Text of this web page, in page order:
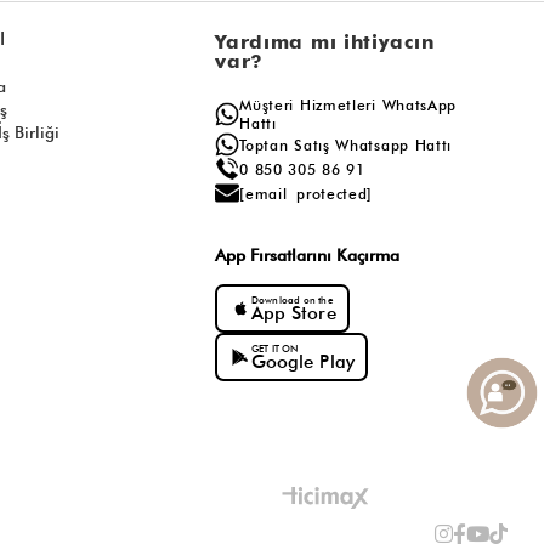
Birliği
Yardıma mı ihtiyacın
var?
Müşteri Hizmetleri WhatsApp
Hattı
Toptan Satış Whatsapp Hattı
0 850 305 86 91
[email protected]
App Fırsatlarını Kaçırma
Download on the
App Store
GET IT ON
Google Play